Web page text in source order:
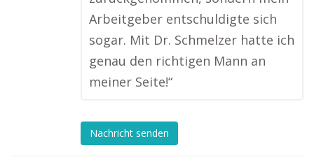
Arbeitgeber entschuldigte sich
sogar. Mit Dr. Schmelzer hatte ich
genau den richtigen Mann an
meiner Seite!“
Nachricht senden